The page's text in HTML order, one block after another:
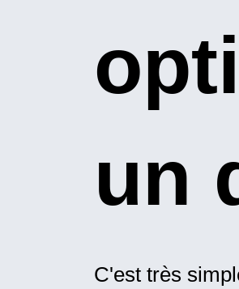
un
C'est très